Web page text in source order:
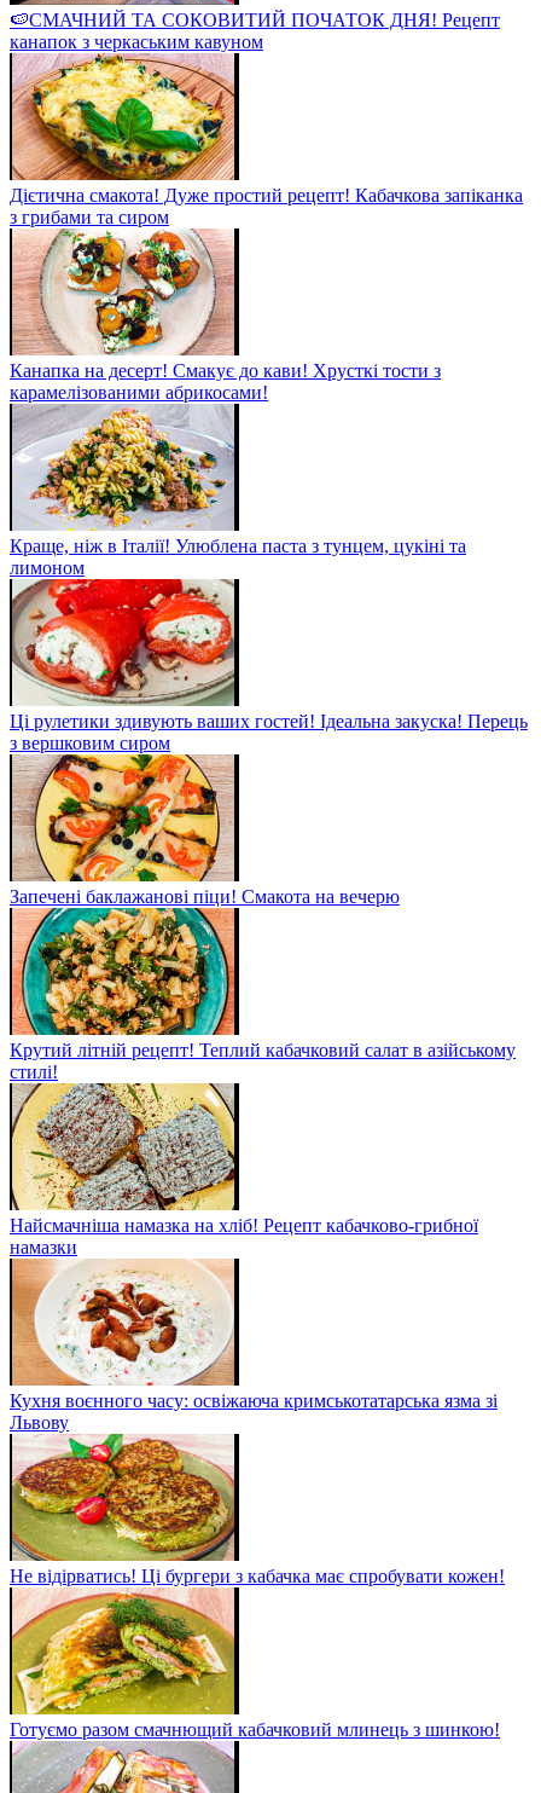
🍉СМАЧНИЙ ТА СОКОВИТИЙ ПОЧАТОК ДНЯ! Рецепт
канапок з черкаським кавуном
Дієтична смакота! Дуже простий рецепт! Кабачкова запіканка
з грибами та сиром
Канапка на десерт! Смакує до кави! Хрусткі тости з
карамелізованими абрикосами!
Краще, ніж в Італії! Улюблена паста з тунцем, цукіні та
лимоном
Ці рулетики здивують ваших гостей! Ідеальна закуска! Перець
з вершковим сиром
Запечені баклажанові піци! Смакота на вечерю
Крутий літній рецепт! Теплий кабачковий салат в азійському
стилі!
Найсмачніша намазка на хліб! Рецепт кабачково-грибної
намазки
Кухня воєнного часу: освіжаюча кримськотатарська язма зі
Львову
Не відірватись! Ці бургери з кабачка має спробувати кожен!
Готуємо разом смачнющий кабачковий млинець з шинкою!